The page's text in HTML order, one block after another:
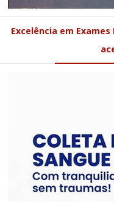
Excelência em